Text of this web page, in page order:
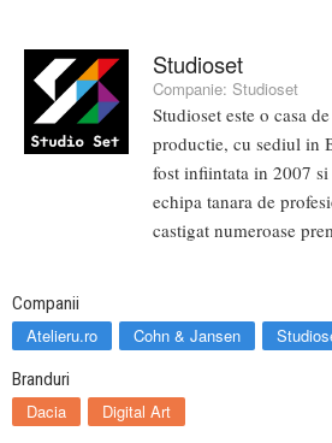
Studioset
Companie: Studioset
Studioset este o casa
productie, cu sediul in
fost infiintata in 2007
echipa tanara de
castigat numeroase
Companii
Atelieru.ro Cohn & Jansen
Branduri
Dacia Digital Art